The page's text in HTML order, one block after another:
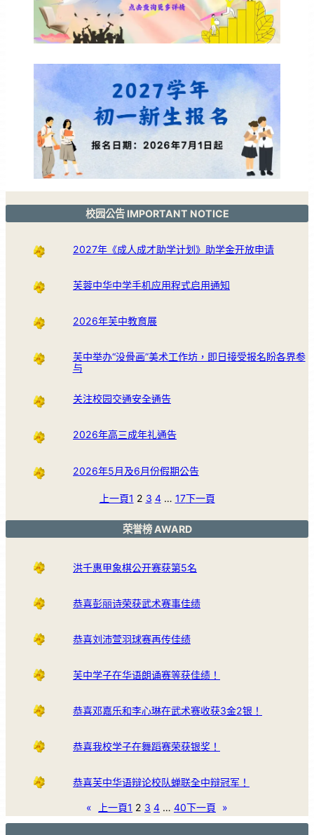
校园公告 IMPORTANT NOTICE
2027年《成人成才助学计划》助学金开放申请
芙蓉中华中学手机应用程式启用通知
2026年芙中教育展
芙中举办“没骨画”美术工作坊，即日接受报名盼各界参
与
关注校园交通安全通告
2026年高三成年礼通告
2026年5月及6月份假期公告
上一頁1 2 3 4 … 17下一頁
荣誉榜 AWARD
洪千惠甲象棋公开赛获第5名
恭喜彭丽诗荣获武术赛事佳绩
恭喜刘沛萱羽球赛再传佳绩
芙中学子在华语朗诵赛等获佳绩！
恭喜邓嘉乐和李心琳在武术赛收获3金2银！
恭喜我校学子在舞蹈赛荣获银奖！
恭喜芙中华语辩论校队蝉联全中辩冠军！
« 上一頁1 2 3 4 … 40下一頁 »